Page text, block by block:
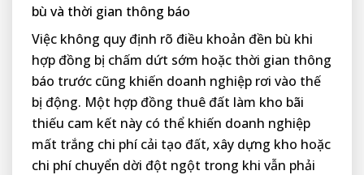
bù và thời gian thông báo
Việc không quy định rõ điều khoản đền bù khi
hợp đồng bị chấm dứt sớm hoặc thời gian thông
báo trước cũng khiến doanh nghiệp rơi vào thế
bị động. Một hợp đồng thuê đất làm kho bãi
thiếu cam kết này có thể khiến doanh nghiệp
mất trắng chi phí cải tạo đất, xây dựng kho hoặc
chi phí chuyển dời đột ngột trong khi vẫn phải